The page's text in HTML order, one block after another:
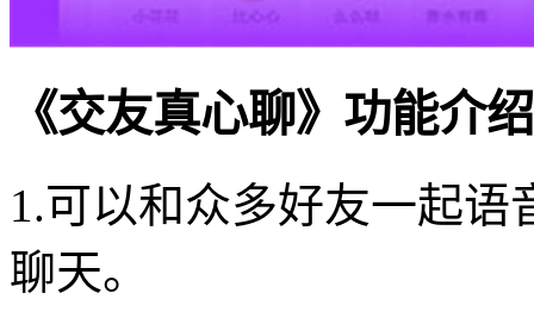
《交友真心聊》功能介
1.可以和众多好友一起
聊天。